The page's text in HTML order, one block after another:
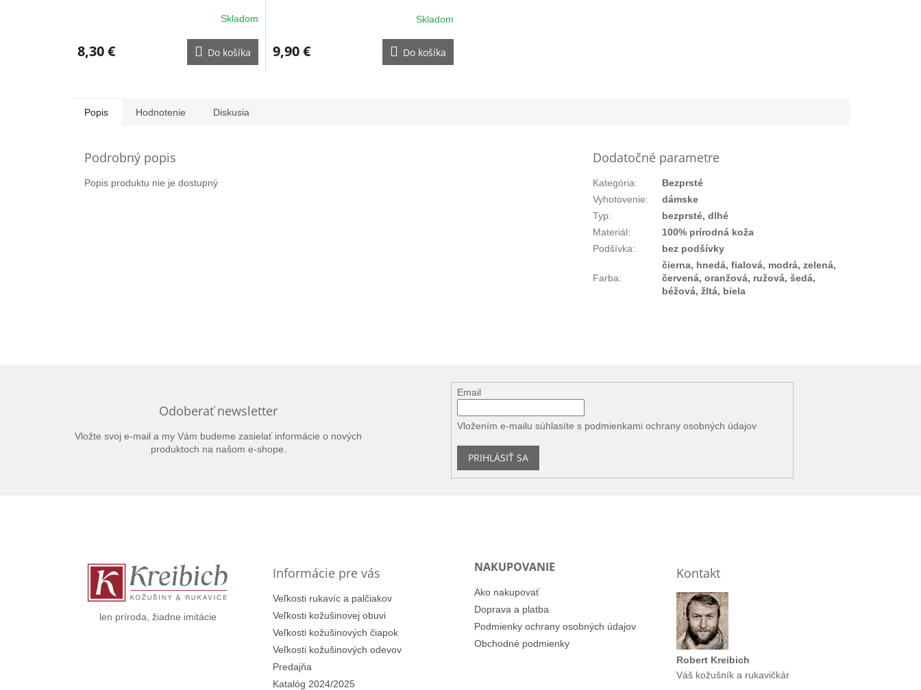
Skladom
8,30 € Do košíka
Skladom
9,90 € Do košíka
Popis Hodnotenie Diskusia
Podrobný popis
Popis produktu nie je dostupný
Dodatočné parametre
Kategória:
Bezprsté
Vyhotovenie:
dámske
Typ:
bezprsté, dlhé
Materiál:
100% prírodná koža
Podšívka: bez podšívky
Farba:
čierna, hnedá, fialová, modrá, zelená,
červená, oranžová, ružová, šedá,
béžová, žltá, biela
Odoberať newsletter
Vložte svoj e-mail a my Vám budeme zasielať informácie o nových
produktoch na našom e-shope.
Email
Vložením e-mailu súhlasíte s podmienkami ochrany osobných údajov
PRIHLÁSIŤ SA
len príroda, žiadne imitácie
Informácie pre vás
Veľkosti rukavíc a palčiakov
Veľkosti kožušinovej obuvi
Veľkosti kožušinových čiapok
Veľkosti kožušinových odevov
Predajňa
Katalóg 2024/2025
NAKUPOVANIE
Ako nakupovať
Doprava a platba
Podmienky ochrany osobných údajov
Obchodné podmienky
Kontakt
Robert Kreibich
Váš kožušník a rukavičkár